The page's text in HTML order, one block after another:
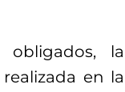
la
en la